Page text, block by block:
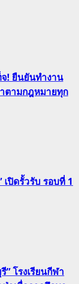
! ยืนยันทำงาน
ตามกฎหมายทุก
ปิดรั้วรับ รอบที่ 1
โรงเรียนกีฬา